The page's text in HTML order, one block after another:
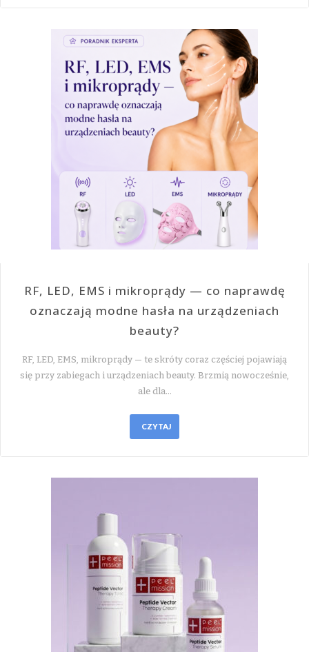
RF, LED, EMS i mikroprądy — co naprawdę
oznaczają modne hasła na urządzeniach
beauty?
RF, LED, EMS, mikroprądy — te skróty coraz częściej pojawiają
się przy zabiegach i urządzeniach beauty. Brzmią nowocześnie,
ale dla…
CZYTAJ